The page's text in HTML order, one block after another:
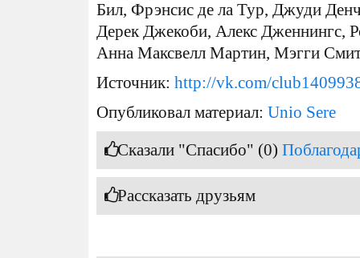
Бил, Фрэнсис де ла Тур, Джуди
Дерек Джекоби, Алекс Дженнингс,
Анна Максвелл Мартин, Мэгги
Источник: http://vk.com/
Опубликовал материал: Unio Sere
Сказали "Спасибо" (0)
Рассказать друзьям